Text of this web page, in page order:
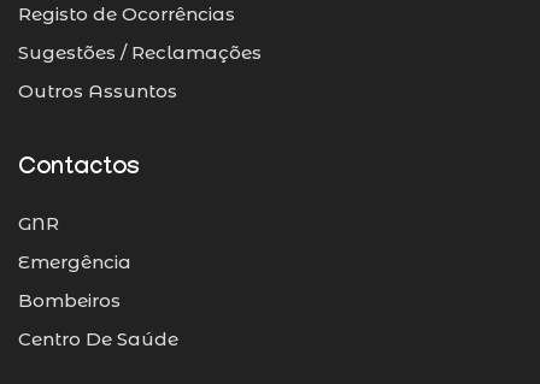
Registo de Ocorrências
Sugestões / Reclamações
Outros Assuntos
Contactos
GNR
Emergência
Bombeiros
Centro De Saúde